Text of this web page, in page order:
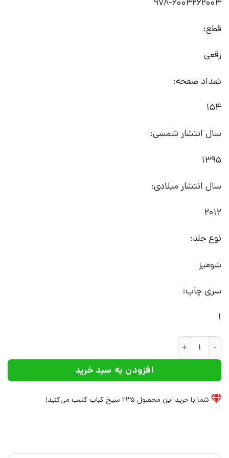
قطع:
رقعی
تعداد صفحه:
154
سال انتشار شمسی:
1395
سال انتشار میلادی:
2012
نوع جلد:
شومیز
سری چاپ:
1
کتاب تمام راه | انتشارات افراز عدد
افزودن به سبد خرید
شما با خرید این محصول 235 سیخ کباب کسب می‌کنید!